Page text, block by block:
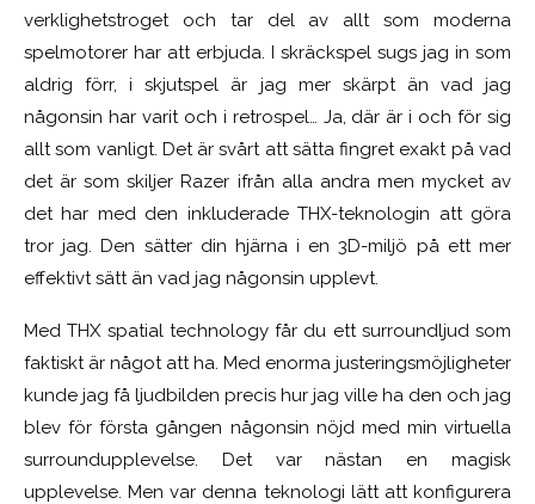
verklighetstroget och tar del av allt som moderna
spelmotorer har att erbjuda. I skräckspel sugs jag in som
aldrig förr, i skjutspel är jag mer skärpt än vad jag
någonsin har varit och i retrospel… Ja, där är i och för sig
allt som vanligt. Det är svårt att sätta fingret exakt på vad
det är som skiljer Razer ifrån alla andra men mycket av
det har med den inkluderade THX-teknologin att göra
tror jag. Den sätter din hjärna i en 3D-miljö på ett mer
effektivt sätt än vad jag någonsin upplevt.
Med THX spatial technology får du ett surroundljud som
faktiskt är något att ha. Med enorma justeringsmöjligheter
kunde jag få ljudbilden precis hur jag ville ha den och jag
blev för första gången någonsin nöjd med min virtuella
surroundupplevelse. Det var nästan en magisk
upplevelse. Men var denna teknologi lätt att konfigurera